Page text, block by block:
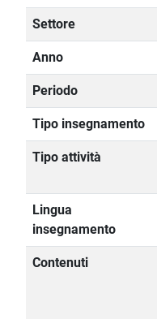
Settore
Anno
Periodo
Tipo insegnamento
Tipo attività
Lingua
insegnamento
Contenuti